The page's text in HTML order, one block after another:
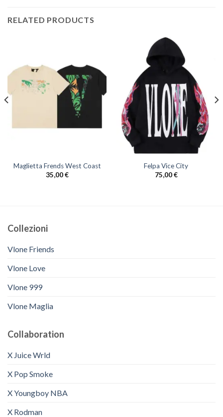
RELATED PRODUCTS
Maglietta Frends West Coast
35,00€
Felpa Vice City
75,00€
Collezioni
Vlone Friends
Vlone Love
Vlone 999
Vlone Maglia
Collaboration
X Juice Wrld
X Pop Smoke
X Youngboy NBA
X Rodman